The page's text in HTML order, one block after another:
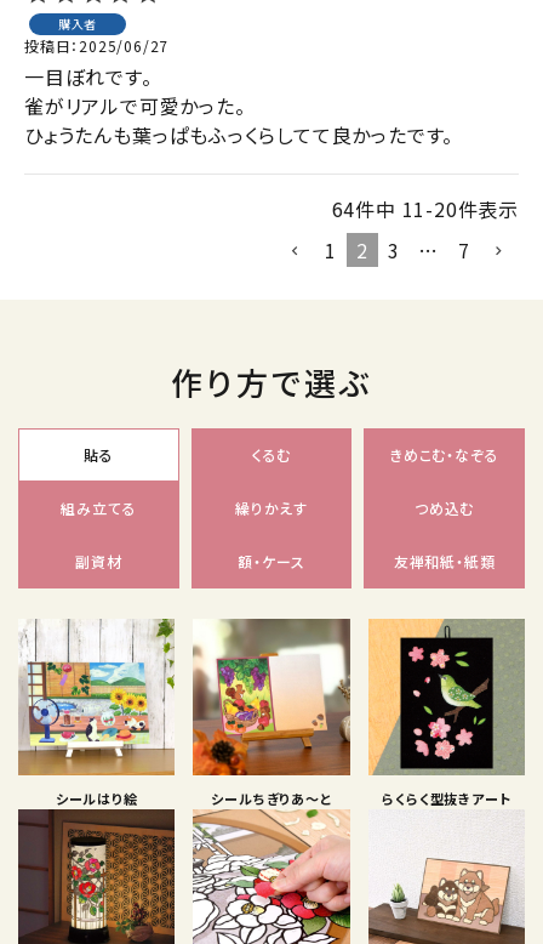
購入者
投稿日 2025/06/27
一目ぼれです。
雀がリアルで可愛かった。
ひょうたんも葉っぱもふっくらしてて良かったです。
64件中 11-20件表示
1
2 3 … 7
作り方で選ぶ
貼る くるむ きめこむ・なぞる
組み立てる 繰りかえす つめ込む
副資材 額・ケース 友禅和紙・紙類
シールはり絵 シールちぎりあ〜と らくらく型抜きアート